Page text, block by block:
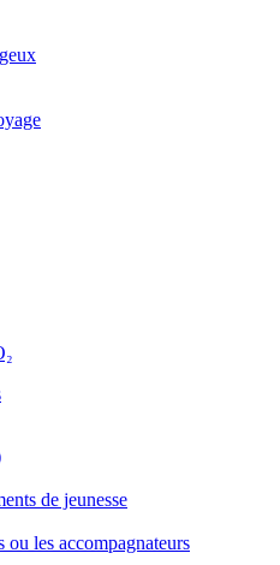
de jeunesse
ou les accompagnateurs